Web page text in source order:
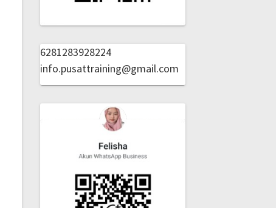
6281283928224
info.pusattraining@gmail.com